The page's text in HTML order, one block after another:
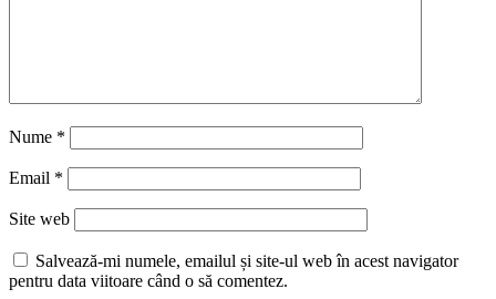
Nume *
Email *
Site web
Salvează-mi numele, emailul și site-ul web în acest navigator
pentru data viitoare când o să comentez.